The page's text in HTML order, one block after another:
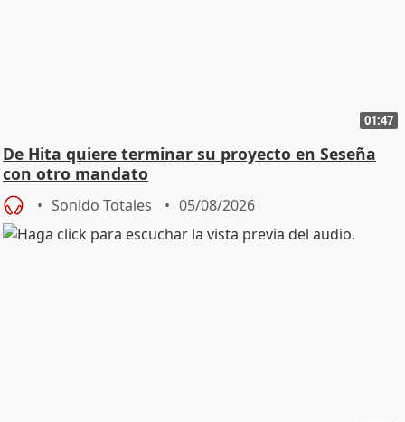
01:47
De Hita quiere terminar su proyecto en Seseña
con otro mandato
Sonido Totales 05/08/2026